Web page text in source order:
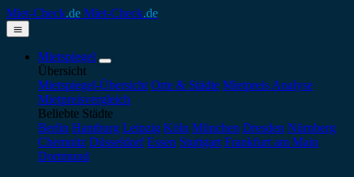
Miet-Check.de Miet-Check.de
Mietspiegel
Übersicht
Mietspiegel-Übersicht Orte & Städte Mietpreis Analyse
Mietpreisvergleich
Beliebte Städte
Berlin Hamburg Leipzig Köln München Dresden Nürnberg
Chemnitz Düsseldorf Essen Stuttgart Frankfurt am Main
Dortmund